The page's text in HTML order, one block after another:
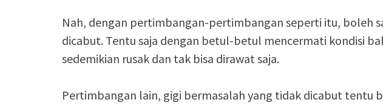
Nah, dengan pertimbangan-pertimbangan seperti itu, boleh
dicabut. Tentu saja dengan betul-betul mencermati kondisi
sedemikian rusak dan tak bisa dirawat saja.
Pertimbangan lain, gigi bermasalah yang tidak dicabut tentu